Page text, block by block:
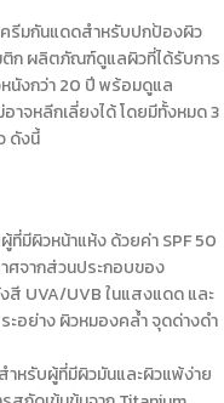
รีมกันแดดสำหรับปกป้องผิว
ติก ผลิตภัณฑ์ดูแลผิวที่ได้รับการ
นังกว่า 20 ปี พร้อมดูแล
จหลีกเลี่ยงได้ โดยมีทั้งหมด 3
ว ดังนี้
ที่มีผิวหน้าแห้ง ด้วยค่า SPF 50
ศจากส่วนประกอบของ
UVA/UVB ในแสงแดด และ
อย่าง ผิวหมองคล้ำ จุดด่างดำ
ำหรับผู้ที่มีผิวมันและผิวแพ้ง่าย